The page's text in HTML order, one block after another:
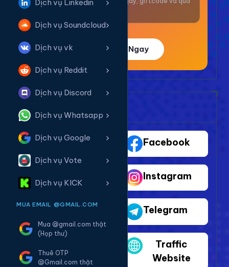
Dịch vụ Linkedin
Dịch vụ Soundcloud
Dịch vụ vk
Dịch vụ Reddit
Dịch vụ Discord
Dịch vụ Whatsapp
Dịch vụ Google
Dịch vụ Vote
Dịch vụ KICK
MUA EMAIL @GMAIL.COM
Mua @gmail.com thật
(Họp thư)
Thuê OTP
@Gmail.com thật
Trải Nghiệm Ngay
TikTok Facebook
Instagram
Shopee Telegram
Traffic
Website